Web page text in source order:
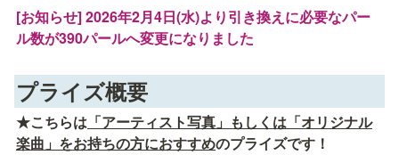
[お知らせ] 2026年2月4日(水)より引き換えに必要なパー
ル数が390パールへ変更になりました
プライズ概要
★こちらは 「アーティスト写真」もしくは「オリジナル
楽曲」をお持ちの方におすすめのプライズです！